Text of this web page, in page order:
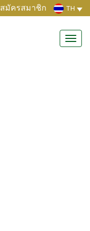
สมัครสมาชิก TH